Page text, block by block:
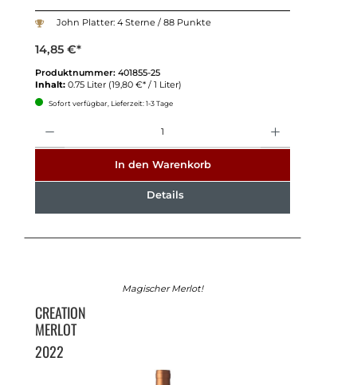
John Platter: 4 Sterne / 88 Punkte
14,85 €*
Produktnummer: 401855-25
Inhalt: 0.75 Liter (19,80 €* / 1 Liter)
Sofort verfügbar, Lieferzeit: 1-3 Tage
In den Warenkorb
Details
Magischer Merlot!
CREATION
MERLOT
2022